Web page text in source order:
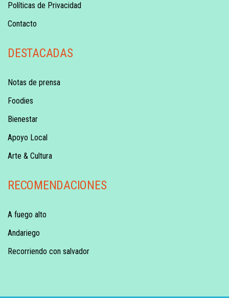
Políticas de Privacidad
Contacto
DESTACADAS
Notas de prensa
Foodies
Bienestar
Apoyo Local
Arte & Cultura
RECOMENDACIONES
A fuego alto
Andariego
Recorriendo con salvador